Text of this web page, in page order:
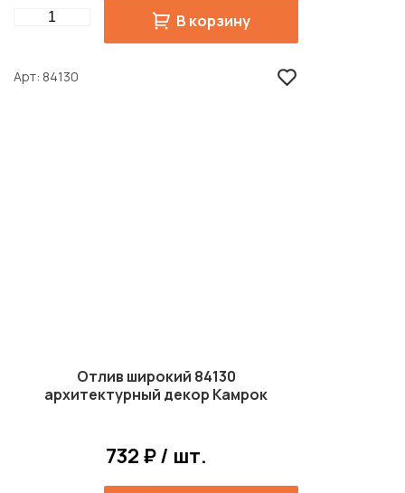
Quantity В корзину
Арт 84130
Отлив широкий 84130
архитектурный декор Камрок
732 ₽ / шт.